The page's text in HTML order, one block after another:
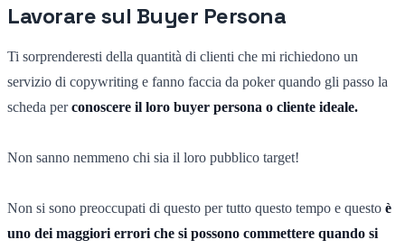
Lavorare sul Buyer Persona
Ti sorprenderesti della quantità di clienti che mi richiedono un
servizio di copywriting e fanno faccia da poker quando gli passo la
scheda perconoscere il loro buyer persona o cliente ideale.
Non sanno nemmeno chi sia il loro pubblico target!
Non si sono preoccupati di questo per tutto questo tempo e questo è
uno dei maggiori errori che si possono commettere quando si